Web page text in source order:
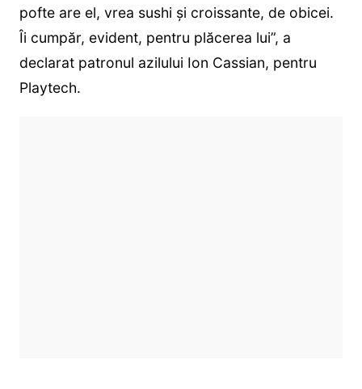
pofte are el, vrea sushi și croissante, de obicei.
Îi cumpăr, evident, pentru plăcerea lui”, a
declarat patronul azilului Ion Cassian, pentru
Playtech.